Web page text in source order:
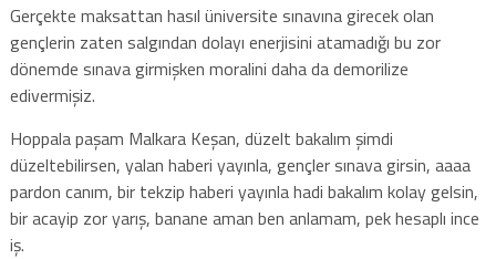
Gerçekte maksattan hasıl üniversite sınavına girecek olan
gençlerin zaten salgından dolayı enerjisini atamadığı bu zor
dönemde sınava girmişken moralini daha da demorilize
edivermişiz.
Hoppala paşam Malkara Keşan, düzelt bakalım şimdi
düzeltebilirsen, yalan haberi yayınla, gençler sınava girsin, aaaa
pardon canım, bir tekzip haberi yayınla hadi bakalım kolay gelsin,
bir acayip zor yarış, banane aman ben anlamam, pek hesaplı ince
iş.